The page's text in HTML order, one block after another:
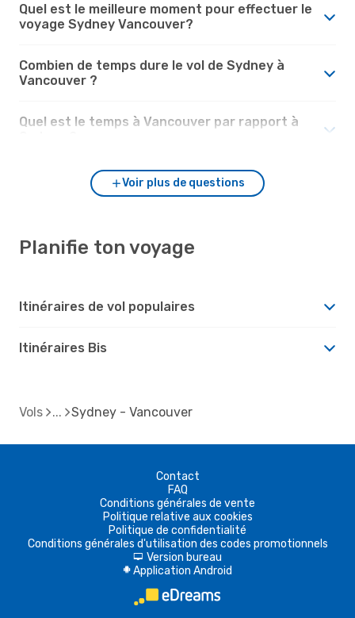
Quel est le meilleure moment pour effectuer le
voyage Sydney Vancouver?
Combien de temps dure le vol de Sydney à
Vancouver ?
Quel est le temps à Vancouver par rapport à
Voir plus de questions
Planifie ton voyage
Itinéraires de vol populaires
Itinéraires Bis
Vols Sydney - Vancouver
Contact
FAQ
Conditions générales de vente
Politique relative aux cookies
Politique de confidentialité
Conditions générales d'utilisation des codes promotionnels
d Version bureau
A Application Android